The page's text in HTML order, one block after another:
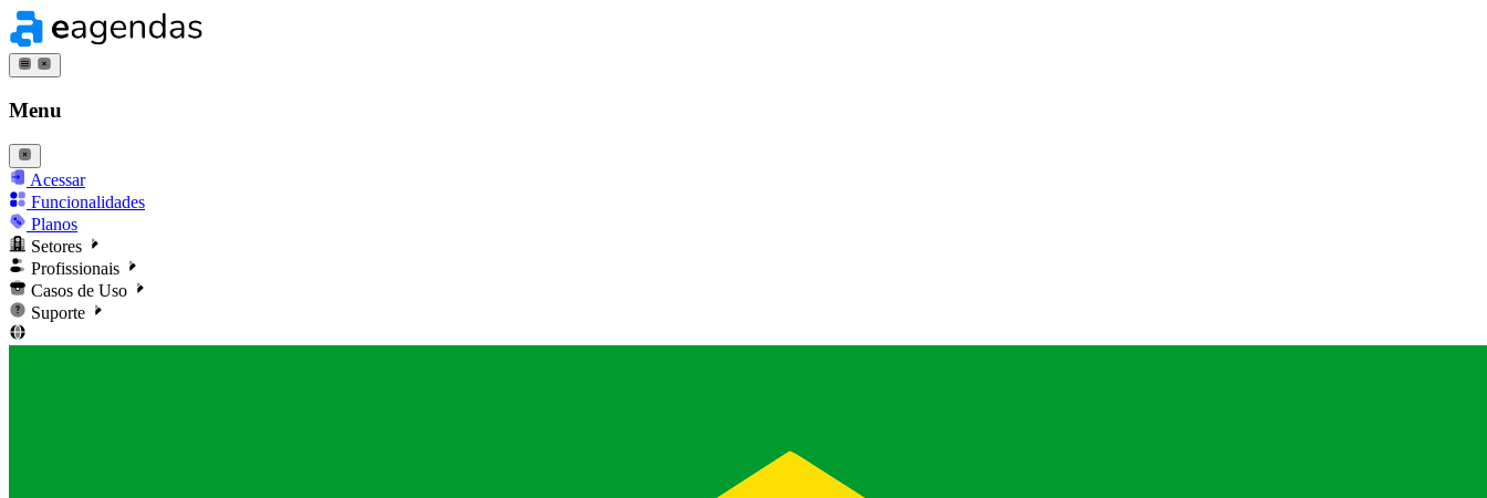
Menu
Acessar
Funcionalidades
Planos
Setores
Profissionais
Casos de Uso
Suporte